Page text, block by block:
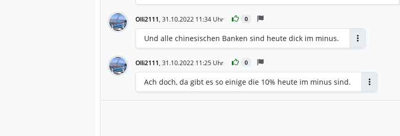
Olli2111, 31.10.2022 11:34 Uhr 0
Und alle chinesischen Banken sind heute dick im minus.
Olli2111, 31.10.2022 11:25 Uhr 0
Ach doch, da gibt es so einige die 10% heute im minus sind.